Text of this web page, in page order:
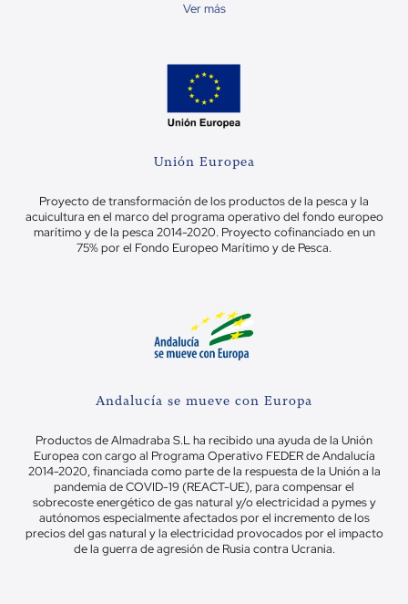
Ver más
Unión Europea
Proyecto de transformación de los productos de la pesca y la
acuicultura en el marco del programa operativo del fondo europeo
marítimo y de la pesca 2014-2020. Proyecto cofinanciado en un
75% por el Fondo Europeo Marítimo y de Pesca.
Andalucía se mueve con Europa
Productos de Almadraba S.L ha recibido una ayuda de la Unión
Europea con cargo al Programa Operativo FEDER de Andalucía
2014-2020, financiada como parte de la respuesta de la Unión a la
pandemia de COVID-19 (REACT-UE), para compensar el
sobrecoste energético de gas natural y/o electricidad a pymes y
autónomos especialmente afectados por el incremento de los
precios del gas natural y la electricidad provocados por el impacto
de la guerra de agresión de Rusia contra Ucrania.